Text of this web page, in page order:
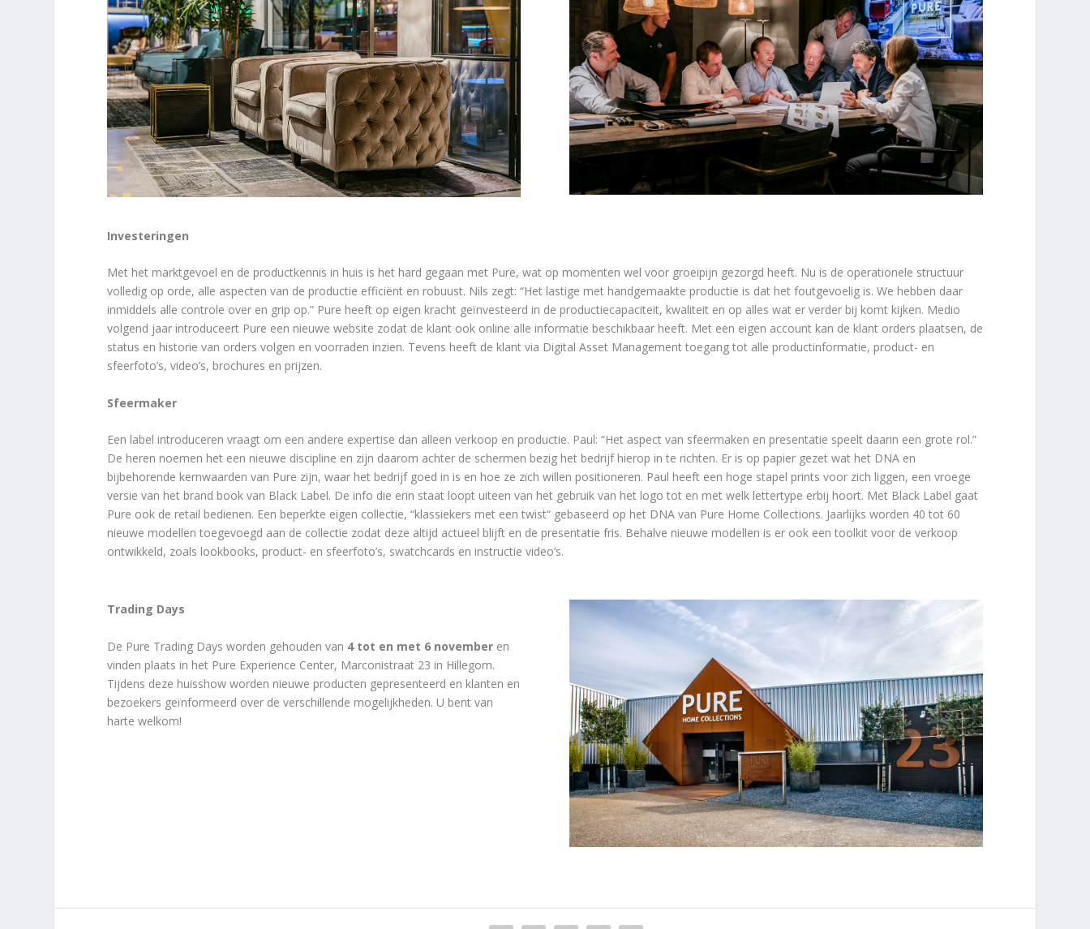
Investeringen
Met het marktgevoel en de productkennis in huis is het hard gegaan met Pure, wat op momenten wel voor groeipijn gezorgd heeft. Nu is de operationele structuur
volledig op orde, alle aspecten van de productie efficiënt en robuust. Nils zegt: “Het lastige met handgemaakte productie is dat het foutgevoelig is. We hebben daar
inmiddels alle controle over en grip op.” Pure heeft op eigen kracht geïnvesteerd in de productiecapaciteit, kwaliteit en op alles wat er verder bij komt kijken. Medio
volgend jaar introduceert Pure een nieuwe website zodat de klant ook online alle informatie beschikbaar heeft. Met een eigen account kan de klant orders plaatsen, de
status en historie van orders volgen en voorraden inzien. Tevens heeft de klant via Digital Asset Management toegang tot alle productinformatie, product- en
sfeerfoto’s, video’s, brochures en prijzen.
Sfeermaker
Een label introduceren vraagt om een andere expertise dan alleen verkoop en productie. Paul: “Het aspect van sfeermaken en presentatie speelt daarin een grote rol.”
De heren noemen het een nieuwe discipline en zijn daarom achter de schermen bezig het bedrijf hierop in te richten. Er is op papier gezet wat het DNA en
bijbehorende kernwaarden van Pure zijn, waar het bedrijf goed in is en hoe ze zich willen positioneren. Paul heeft een hoge stapel prints voor zich liggen, een vroege
versie van het brand book van Black Label. De info die erin staat loopt uiteen van het gebruik van het logo tot en met welk lettertype erbij hoort. Met Black Label gaat
Pure ook de retail bedienen. Een beperkte eigen collectie, “klassiekers met een twist“ gebaseerd op het DNA van Pure Home Collections. Jaarlijks worden 40 tot 60
nieuwe modellen toegevoegd aan de collectie zodat deze altijd actueel blijft en de presentatie fris. Behalve nieuwe modellen is er ook een toolkit voor de verkoop
ontwikkeld, zoals lookbooks, product- en sfeerfoto’s, swatchcards en instructie video’s.
Trading Days
De Pure Trading Days worden gehouden van 4 tot en met 6 november en
vinden plaats in het Pure Experience Center, Marconistraat 23 in Hillegom.
Tijdens deze huisshow worden nieuwe producten gepresenteerd en klanten en
bezoekers geïnformeerd over de verschillende mogelijkheden. U bent van
harte welkom!